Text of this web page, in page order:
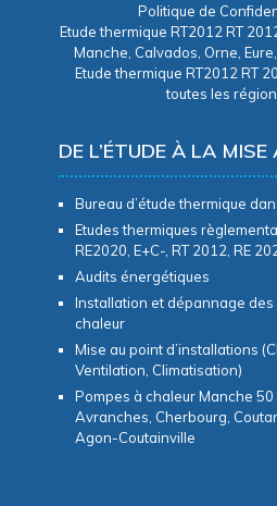
Politique de
Etude thermique RT2012 RT
Manche, Calvados, Orne,
Etude thermique RT2012 RT
toutes les
DE L’ÉTUDE À LA
Bureau d’étude thermique
Etudes thermiques
RE2020, E+C-, RT 2012, RE
Audits énergétiques
Installation et dépannage des
chaleur
Mise au point d’installations
Ventilation, Climatisation)
Pompes à chaleur Manche 50
Avranches, Cherbourg,
Agon-Coutainville